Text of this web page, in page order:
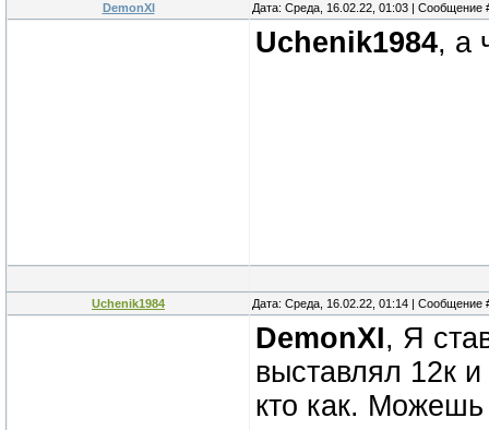
DemonXI Дата: Среда, 16.02.22, 01:03 | Сообщение
Uchenik1984, а
Uchenik1984 Дата: Среда, 16.02.22, 01:14 | Сообщение
DemonXI, Я
выставлял 12к
кто как.